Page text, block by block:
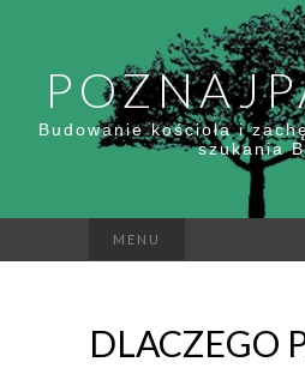
Budowanie kościoła i
szukania
MENU
DLACZEGO